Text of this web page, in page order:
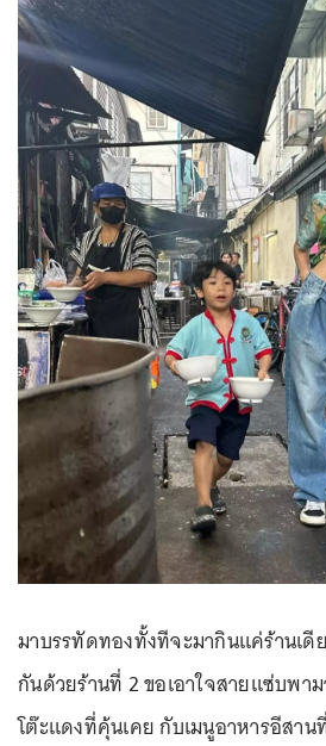
มาบรรทัดทองทั้งทีจะมากินแค่ร้านเดี
กันด้วยร้านที่ 2 ขอเอาใจสายแซ่บพา
โต๊ะแดงที่คุ้นเคย กับเมนูอาหารอีสา